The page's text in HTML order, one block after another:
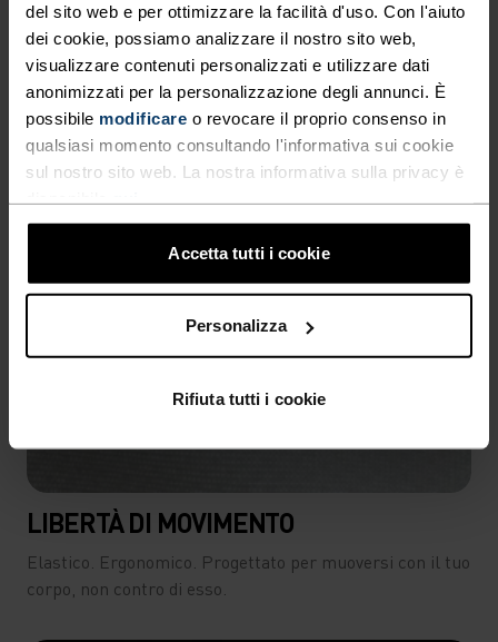
del sito web e per ottimizzare la facilità d'uso. Con l'aiuto
dei cookie, possiamo analizzare il nostro sito web,
visualizzare contenuti personalizzati e utilizzare dati
anonimizzati per la personalizzazione degli annunci. È
possibile modificare o revocare il proprio consenso in
qualsiasi momento consultando l'informativa sui cookie
sul nostro sito web. La nostra informativa sulla privacy è
Accetta tutti i cookie
Personalizza
Rifiuta tutti i cookie
LIBERTÀ DI MOVIMENTO
Elastico. Ergonomico. Progettato per muoversi con il tuo
corpo, non contro di esso.